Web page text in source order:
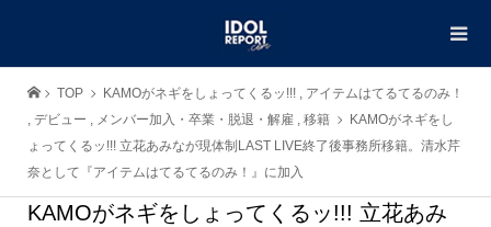
TOP KAMOがネギをしょってくるッ!!! , アイテムはてるてるのみ！
, デビュー , メンバー加入・卒業・脱退・解雇 , 移籍
KAMOがネギをし
ょってくるッ!!! 立花あみなが現体制LAST LIVE終了後事務所移籍。清水芹
奈として『アイテムはてるてるのみ！』に加入
KAMOがネギをしょってくるッ!!! 立花あみ